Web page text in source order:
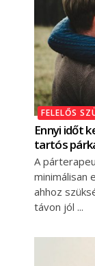
FELELŐS
Ennyi időt
tartós
A
minimálisan
ahhoz
távon jól